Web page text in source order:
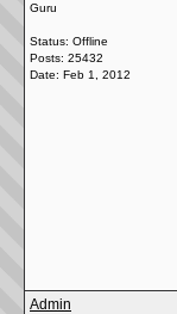
Guru
Status: Offline
Posts: 25432
Date: Feb 1, 2012
Admin